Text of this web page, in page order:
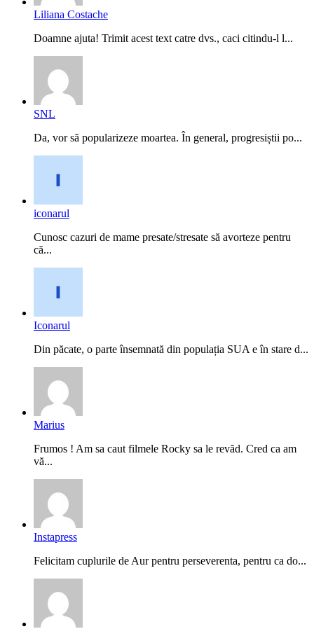
Liliana Costache
Doamne ajuta! Trimit acest text catre dvs., caci citindu-l l...
SNL
Da, vor să popularizeze moartea. În general, progresiștii po...
iconarul
Cunosc cazuri de mame presate/stresate să avorteze pentru
că...
Iconarul
Din păcate, o parte însemnată din populația SUA e în stare d...
Marius
Frumos ! Am sa caut filmele Rocky sa le revăd. Cred ca am
vă...
Instapress
Felicitam cuplurile de Aur pentru perseverenta, pentru ca do...